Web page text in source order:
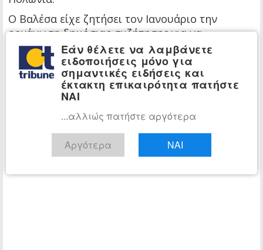
Ο Βαλέσα είχε ζητήσει τον Ιανουάριο την
οργάνωση δημόσιας συζήτησης για να
υπερασπισθεί την υπόληψή του, αλλά το
Ινστιτούτο, το οποίο επρόκειτο να την
οργανώσει για τον Μάρτιο την ακύρωσε,
ελλείψει συμφωνίας για την πρόταση του Λεχ
Βαλέσα σχετικά με τη μορφή που θα είχε η
Εάν θέλετε να λαμβάνετε
ειδοποιήσεις μόνο για
σημαντικές ειδήσεις και
έκτακτη επικαιρότητα πατήστε
ΝΑΙ
...αλλιώς πατήστε αργότερα
Αργότερα ΝΑΙ